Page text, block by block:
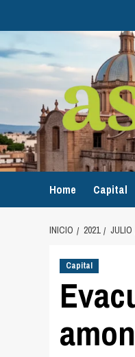
Home Capital
INICIO 2021 JULIO
Capital